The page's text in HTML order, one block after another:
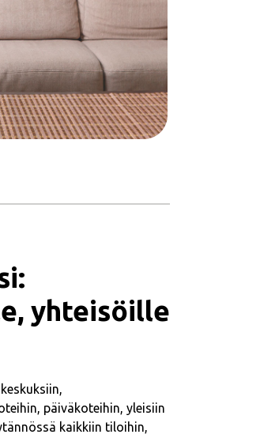
yhteisöille
päiväkoteihin, yleisiin
kaikkiin tiloihin,